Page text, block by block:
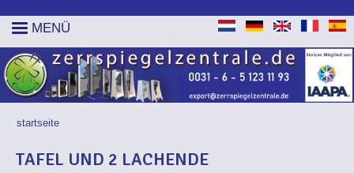
MENÜ
SIE SIND HIER
startseite
TAFEL UND 2 LACHENDE